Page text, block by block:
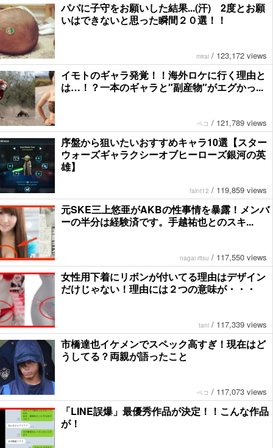
パパに子守をお願いした結果...(汗) 2度とお願
いはできないと思った瞬間２０選！！
mirai / 123,172 views
イモトのギャラ発覚！！海外ロケに行く理由と
は…！？一本のギャラと″副産物″がエグかっ...
ペコ / 121,789 views
序盤から狙いたいおすすめキャラ10選【スター
ウォーズギャラクシーオブヒーローズ銀河の英
雄】
faint12 / 119,859 views
元SKE三上悠亜がAKBの性事情を暴露！メンバ
ーの半分は経験済です。手越祐也とのスキ...
nagai ritsu / 117,550 views
女性用下着にリボンが付いてる理由はデザイン
だけじゃない！理由には２つの意味が・・・
tani / 117,339 views
市橋達也イケメンでスペック高すぎ！現在はど
うしてる？両親が語ったこと
ペコ / 117,073 views
「LINE誤爆」最優秀作品が決定！！こんな作品
が！